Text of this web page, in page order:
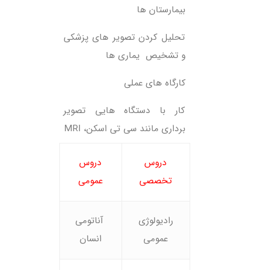
بیمارستان ها
تحلیل کردن تصویر های پزشکی
و تشخیص یماری ها
کارگاه های عملی
کار با دستگاه هایی تصویر
برداری مانند سی تی اسکن، MRI
دروس
تخصصی
دروس
عمومی
رادیولوژی
عمومی
آناتومی
انسان